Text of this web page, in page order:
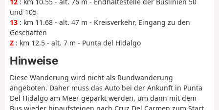
und 105
13 : km 11.68 - alt. 47 m - Kreisverkehr, Eingang zu den
Geschäften
Z : km 12.5 - alt. 7 m - Punta del Hidalgo
Hinweise
Diese Wanderung wird nicht als Rundwanderung
angeboten. Daher muss das Auto bei der Ankunft in Punta
Del Hidalgo am Meer geparkt werden, um dann mit dem